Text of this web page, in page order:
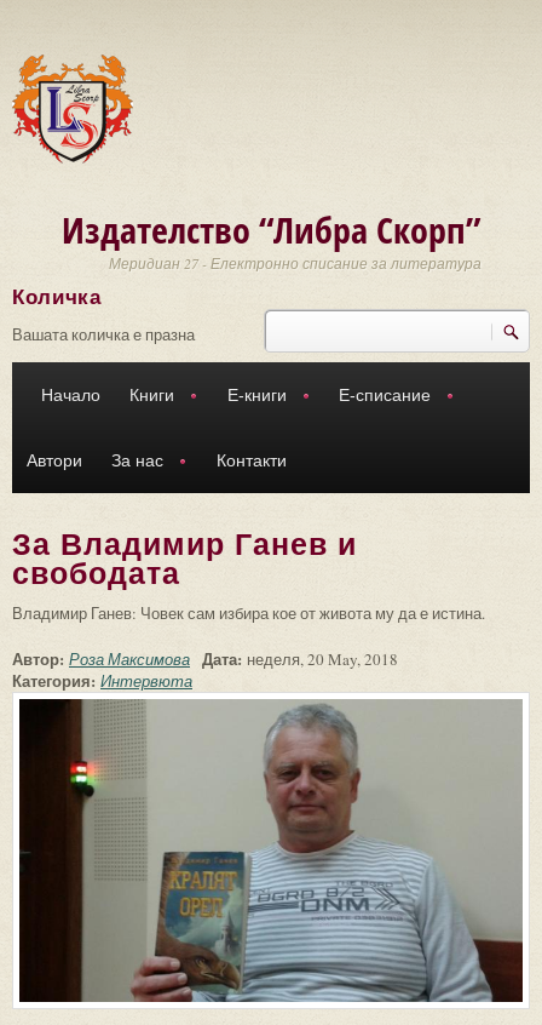
Издателство “Либра Скорп”
Меридиан 27 - Електронно списание за литература
Търси
Количка
Вашата количка е празна
Начало Книги Е-книги Е-списание
Автори За нас Контакти
За Владимир Ганев и
свободата
Владимир Ганев: Човек сам избира кое от живота му да е истина.
Автор: Роза Максимова Дата: неделя, 20 May, 2018
Категория: Интервюта